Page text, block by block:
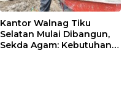
Kantor Walnag Tiku
Selatan Mulai Dibangun,
Sekda Agam: Kebutuhan